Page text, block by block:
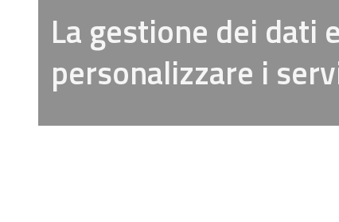
La gestione dei dati
personalizzare i